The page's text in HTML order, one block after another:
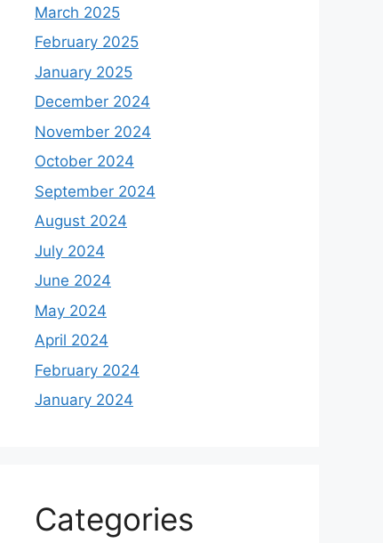
March 2025
February 2025
January 2025
December 2024
November 2024
October 2024
September 2024
August 2024
July 2024
June 2024
May 2024
April 2024
February 2024
January 2024
Categories